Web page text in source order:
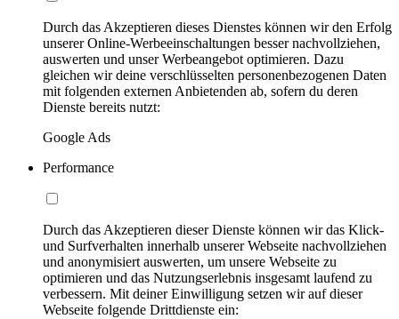
Durch das Akzeptieren dieses Dienstes können wir den Erfolg
unserer Online-Werbeeinschaltungen besser nachvollziehen,
auswerten und unser Werbeangebot optimieren. Dazu
gleichen wir deine verschlüsselten personenbezogenen Daten
mit folgenden externen Anbietenden ab, sofern du deren
Dienste bereits nutzt:
Google Ads
Performance
Durch das Akzeptieren dieser Dienste können wir das Klick-
und Surfverhalten innerhalb unserer Webseite nachvollziehen
und anonymisiert auswerten, um unsere Webseite zu
optimieren und das Nutzungserlebnis insgesamt laufend zu
verbessern. Mit deiner Einwilligung setzen wir auf dieser
Webseite folgende Drittdienste ein: